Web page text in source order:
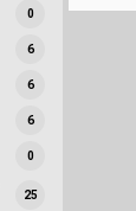
0
6
6
6
0
25